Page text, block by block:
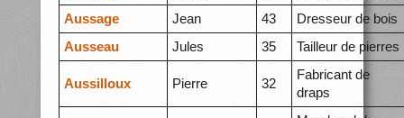
Aussage
Jean 43
Dresseur de bois
Ausseau
Jules 35 Tailleur de pierres
Aussilloux Pierre 32
Fabricant de
draps